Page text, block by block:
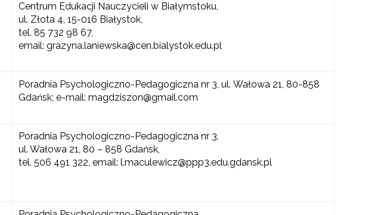
Centrum Edukacji Nauczycieli w Białymstoku,
ul. Złota 4, 15-016 Białystok,
tel. 85 732 98 67,
email: grazyna.laniewska@cen.bialystok.edu.pl
Poradnia Psychologiczno-Pedagogiczna nr 3, ul. Wałowa 21, 80-858
Gdańsk; e-mail: magdziszon@gmail.com
Poradnia Psychologiczno-Pedagogiczna nr 3,
ul. Wałowa 21, 80 – 858 Gdańsk,
tel. 506 491 322, email: l.maculewicz@ppp3.edu.gdansk.pl